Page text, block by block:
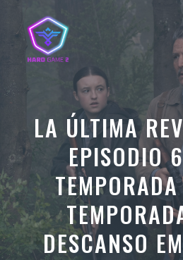
contenido
LA ÚLTIMA
EPISODIO
DESCANSO